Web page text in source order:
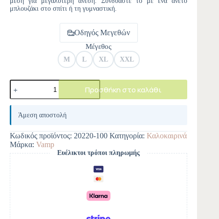
μπλουζάκι στο σπίτι ή τη γυμναστική.
Οδηγός Μεγεθών
Μέγεθος
M L XL XXL
Προσθήκη στο καλάθι
A
e
r
n
a
t
i
v
e
:
Άμεση αποστολή
Κωδικός προϊόντος: 20220-100 Κατηγορία: Καλοκαιρινά
Μάρκα: Vamp
Ευέλικτοι τρόποι πληρωμής